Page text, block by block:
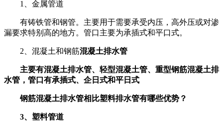
1、金属管道
有铸铁管和钢管。主要用于需要承受内压，高外压或对渗
漏要求特别高的地方。管口主要为承插式和平口式。
2、混凝土和钢筋混凝土排水管
主要有混凝土排水管、轻型混凝土管、重型钢筋混凝土排
水管 ，管口有承插式、企日式和平日式
钢筋混凝土排水管相比塑料排水管有哪些优势？
3、塑料管道